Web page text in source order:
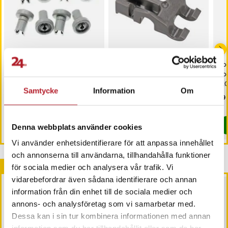
Samtycke Information Om
Denna webbplats använder cookies
Vi använder enhetsidentifierare för att anpassa innehållet
och annonserna till användarna, tillhandahålla funktioner
för sociala medier och analysera vår trafik. Vi
vidarebefordrar även sådana identifierare och annan
information från din enhet till de sociala medier och
annons- och analysföretag som vi samarbetar med.
Dessa kan i sin tur kombinera informationen med annan
Övre korghjulssats till
I lager, levereras inom 1-2 vardagar
Köp
Andra köpte också